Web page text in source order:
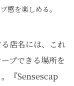
感を楽しめる。
店名には、これ
プできる場所を
『Sensescap